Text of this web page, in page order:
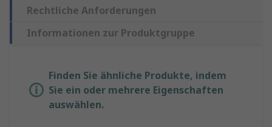
Rechtliche Anforderungen
Informationen zur Produktgruppe
Finden Sie ähnliche Produkte, indem
Sie ein oder mehrere Eigenschaften
auswählen.